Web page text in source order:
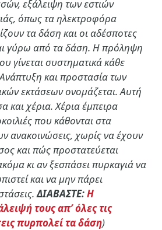
εξάλειψη των εστιών
όπως τα ηλεκτροφόρα
τα δάση και οι αδέσποτες
γύρω από τα δάση. Η πρόληψη
γίνεται συστηματικά κάθε
και προστασία των
εκτάσεων ονομάζεται. Αυτή
και χέρια. Χέρια έμπειρα
που κάθονται στα
ανακοινώσεις, χωρίς να έχουν
και πώς προστατεύεται
κι αν ξεσπάσει πυρκαγιά να
και να μην πάρει
ΔΙΑΒΑΣΤΕ:Η
τους απ’ όλες τις
πυρπολεί τα δάση)